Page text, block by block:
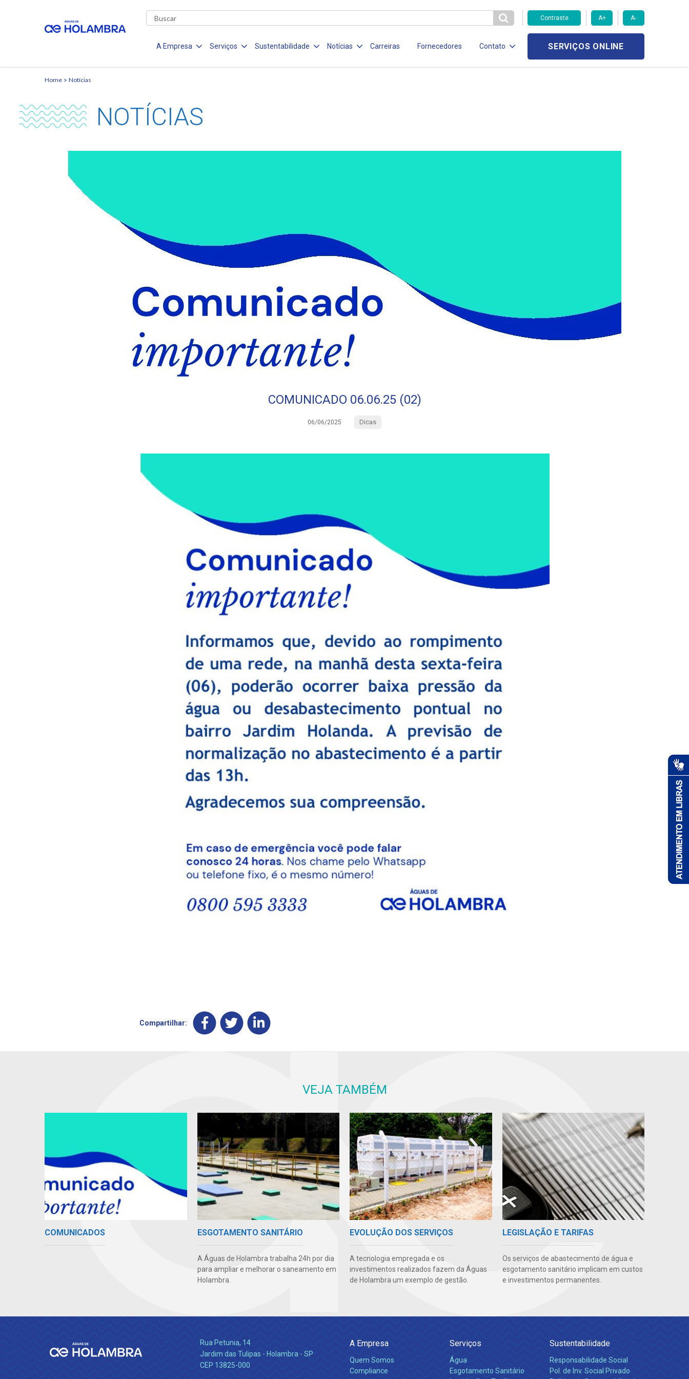
Contraste A+ A-
A Empresa Serviços Sustentabilidade Notícias Carreiras Fornecedores Contato SERVIÇOS ONLINE
Home Notícias
NOTÍCIAS
COMUNICADO 06.06.25 (02)
06/06/2025 Dicas
Compartilhar:
VEJA TAMBÉM
COMUNICADOS ESGOTAMENTO SANITÁRIO
A Águas de Holambra trabalha 24h por dia
para ampliar e melhorar o saneamento em
Holambra.
EVOLUÇÃO DOS SERVIÇOS
A tecnologia empregada e os
investimentos realizados fazem da Águas
de Holambra um exemplo de gestão.
LEGISLAÇÃO E TARIFAS
Os serviços de abastecimento de água e
esgotamento sanitário implicam em custos
e investimentos permanentes.
Rua Petunia, 14
Jardim das Tulipas - Holambra - SP
CEP 13825-000
A Empresa
Quem Somos
Compliance
Serviços
Água
Esgotamento Sanitário
Sustentabilidade
Responsabilidade Social
Pol. de Inv. Social Privado